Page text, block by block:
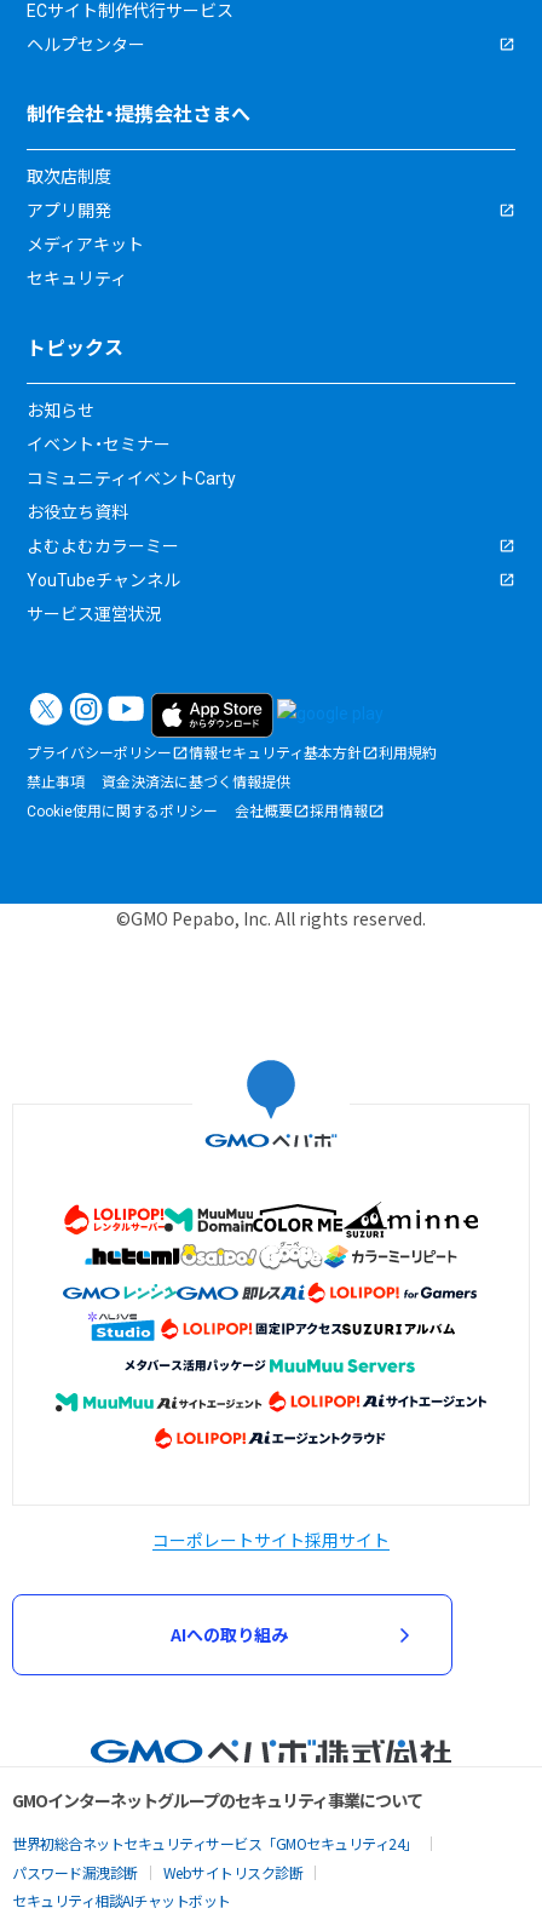
ECサイト制作代行サービス
ヘルプセンター
制作会社・提携会社さまへ
取次店制度
アプリ開発
メディアキット
セキュリティ
トピックス
お知らせ
イベント・セミナー
コミュニティイベントCarty
お役立ち資料
よむよむカラーミー
YouTubeチャンネル
サービス運営状況
プライバシーポリシー 情報セキュリティ基本方針
利用規約
禁止事項
資金決済法に基づく情報提供
Cookie使用に関するポリシー
会社概要 採用情報
©GMO Pepabo, Inc. All rights reserved.
コーポレートサイト採用サイト
AIへの取り組み
GMOインターネットグループのセキュリティ事業について
世界初総合ネットセキュリティサービス「GMOセキュリティ24」
パスワード漏洩診断
Webサイトリスク診断
セキュリティ相談AIチャットボット